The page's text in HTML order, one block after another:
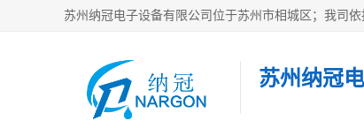
苏州纳冠